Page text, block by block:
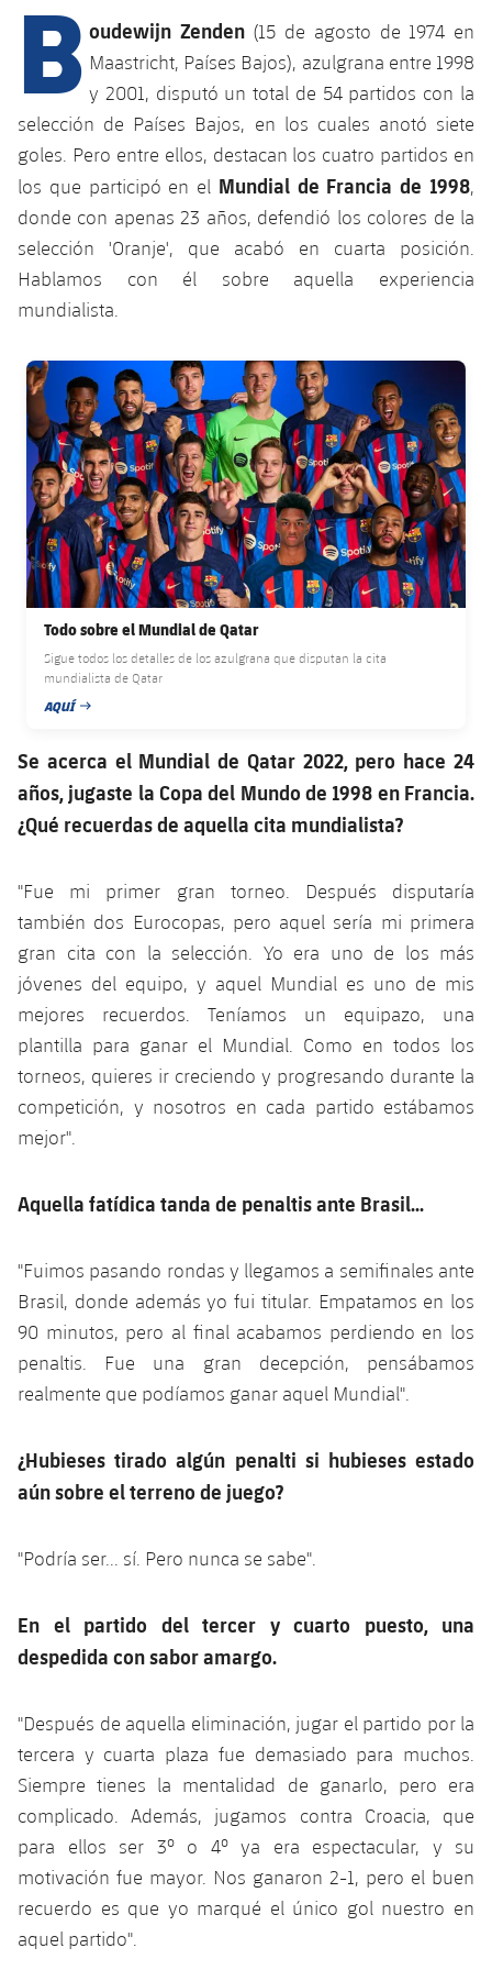
plusicon
más
Instalaciones
Spotify Camp Nou
Palau Blaugrana
Estadi Johan Cruyff
Barça Cafe
Ciutat Esportiva
La Masia
plusicon
más
Servicios
Servicios Médicos
Accesibilidad
plusicon
más
Acreditaciones
Instalaciones
SUB13
SUB12
SUB11 A
SUB10 A
SUB10 B
SUB9 A
SUB9 B
SUB8 A
SUB8 B
SUB12 C
SUB11 C
Entradas
Gameday Shows
Resultados
Clasificación
Jugadores
Historia
Palmarés
Barça Atlètic
Junior
Cadete A
Cadete B
Infantil A
Mini
PLUSICON
MÁS
Primer Equipo
plusicon
más
Actualidad
Calendario
Entradas
Clasificaciones
Jugadores
Fotos
Historia
Palmarés
Barça Atlètic
plusicon
más
Actualidad
Calendario
Clasificaciones
Jugadores
Fotos
Base
plusicon
más
Actualidad
Juvenil
Cadete A
Cadete B
Infantil A
Infantil B
Primer equipo
plusicon
más
Actualidad
Calendario
Entradas
Resultados
Jugadors
Fotos
Palmarés
Barça Atlètic
plusicon
más
Actualidad
Calendario
Resultados
Jugadores
Clasificaciones
Base
plusicon
más
Actualidad
Juvenil
Cadete
Infantil
Alevín
Campus Verano
PLUSICON
MÁS
Primer equipo
plusicon
más
Entradas
Resultados
Clasificaciones
Jugadores
Fotos
Historia
Actualidad
Calendario
Resultados
Jugadores
Clasificaciones
Base
plusicon
más
Barça C
Junior
Juvenil
Infantil
Alevín
PLUSICON
MÁS
Información general
Noticias
Atletismo
Actualidad
Baloncesto en silla de ruedas
plusicon
más
Jugadores
Resultados
Clasificaciones
Actualidad
Jugadores
Calendario
Resultados
Hockey hierba
plusicon
más
Noticias
Hockey Hierba Masculino
Hockey Hierba Femenino
Patinaje artístico
plusicon
más
Actualidad
Escuela de Patinaje
Rugby
plusicon
más
Jugadores
Calendario
Clasificaciones
Fotos
plusicon
más
Noticias
Voleibol masculino
Voleibol femenino
Apúntate a las amateurs
Apúntate a las amateurs
Carnet de las Secciones Amateurs
League of Legends
VALORANT Game Changers
eFootball
B oudewijn Zenden (15 de agosto de 1974 en
Maastricht, Países Bajos), azulgrana entre 1998
y 2001, disputó un total de 54 partidos con la
selección de Países Bajos, en los cuales anotó siete
goles. Pero entre ellos, destacan los cuatro partidos en
los que participó en el Mundial de Francia de 1998,
donde con apenas 23 años, defendió los colores de la
selección 'Oranje', que acabó en cuarta posición.
Hablamos con él sobre aquella experiencia
mundialista.
FC Barcelona club badge
Todo sobre el Mundial de Qatar
Sigue todos los detalles de los azulgrana que disputan la cita
mundialista de Qatar
AQUÍ
FECHA DE PUBLICACIÓN
Se acerca el Mundial de Qatar 2022, pero hace 24
años, jugaste la Copa del Mundo de 1998 en Francia.
¿Qué recuerdas de aquella cita mundialista?
"Fue mi primer gran torneo. Después disputaría
también dos Eurocopas, pero aquel sería mi primera
gran cita con la selección. Yo era uno de los más
jóvenes del equipo, y aquel Mundial es uno de mis
mejores recuerdos. Teníamos un equipazo, una
plantilla para ganar el Mundial. Como en todos los
torneos, quieres ir creciendo y progresando durante la
competición, y nosotros en cada partido estábamos
mejor".
Aquella fatídica tanda de penaltis ante Brasil...
"Fuimos pasando rondas y llegamos a semifinales ante
Brasil, donde además yo fui titular. Empatamos en los
90 minutos, pero al final acabamos perdiendo en los
penaltis. Fue una gran decepción, pensábamos
realmente que podíamos ganar aquel Mundial".
¿Hubieses tirado algún penalti si hubieses estado
aún sobre el terreno de juego?
"Podría ser... sí. Pero nunca se sabe".
En el partido del tercer y cuarto puesto, una
despedida con sabor amargo.
"Después de aquella eliminación, jugar el partido por la
tercera y cuarta plaza fue demasiado para muchos.
Siempre tienes la mentalidad de ganarlo, pero era
complicado. Además, jugamos contra Croacia, que
para ellos ser 3º o 4º ya era espectacular, y su
motivación fue mayor. Nos ganaron 2-1, pero el buen
recuerdo es que yo marqué el único gol nuestro en
aquel partido".